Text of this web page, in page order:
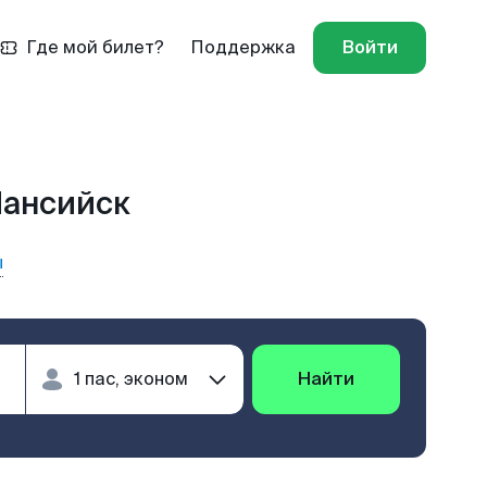
Где мой билет? Поддержка Войти
Найти